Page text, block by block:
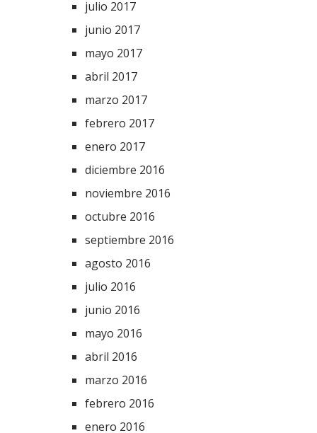
julio 2017
junio 2017
mayo 2017
abril 2017
marzo 2017
febrero 2017
enero 2017
diciembre 2016
noviembre 2016
octubre 2016
septiembre 2016
agosto 2016
julio 2016
junio 2016
mayo 2016
abril 2016
marzo 2016
febrero 2016
enero 2016